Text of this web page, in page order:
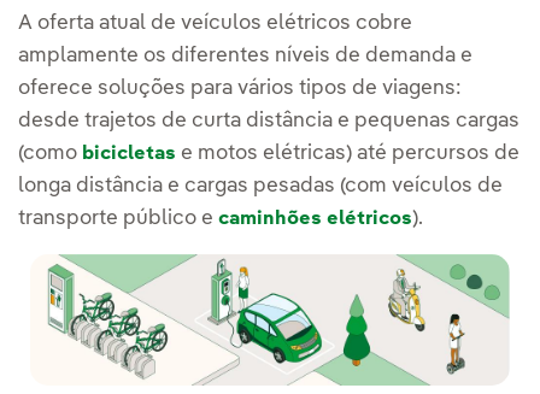
A oferta atual de veículos elétricos cobre
amplamente os diferentes níveis de demanda e
oferece soluções para vários tipos de viagens:
desde trajetos de curta distância e pequenas cargas
(como bicicletas e motos elétricas) até percursos de
longa distância e cargas pesadas (com veículos de
transporte público e caminhões elétricos).